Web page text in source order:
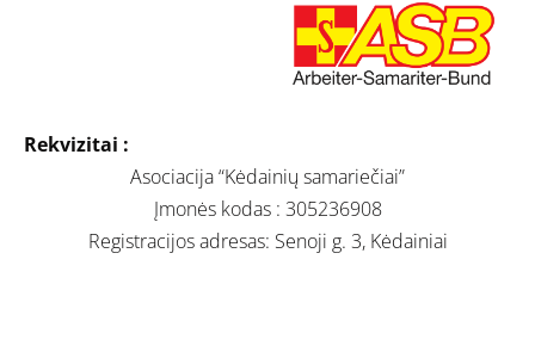
Rekvizitai :
Asociacija “Kėdainių samariečiai”
Įmonės kodas : 305236908
Registracijos adresas: Senoji g. 3, Kėdainiai